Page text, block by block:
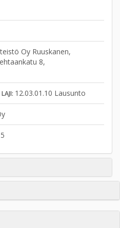
Oy Ruuskanen,
8,
12.03.01.10 Lausunto